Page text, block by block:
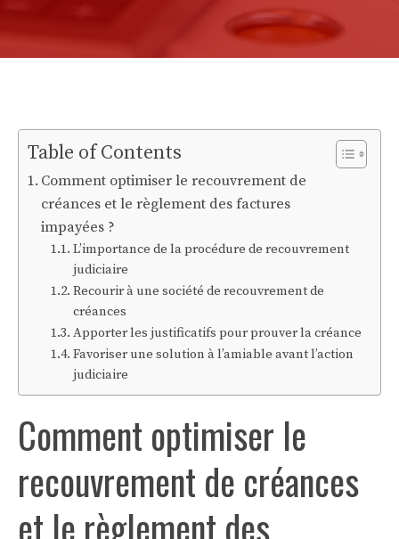
Table of Contents
Comment optimiser le recouvrement de
créances et le règlement des factures
impayées ?
L’importance de la procédure de recouvrement
judiciaire
Recourir à une société de recouvrement de
créances
Apporter les justificatifs pour prouver la créance
Favoriser une solution à l’amiable avant l’action
judiciaire
Comment optimiser le
recouvrement de créances
et le règlement des